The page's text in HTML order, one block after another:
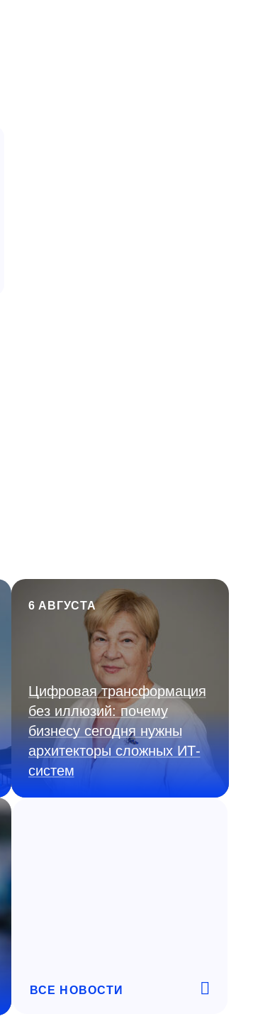
6 АВГУСТА
Цифровая трансформация
без иллюзий: почему
бизнесу сегодня нужны
архитекторы сложных ИТ-
систем
ВСЕ НОВОСТИ